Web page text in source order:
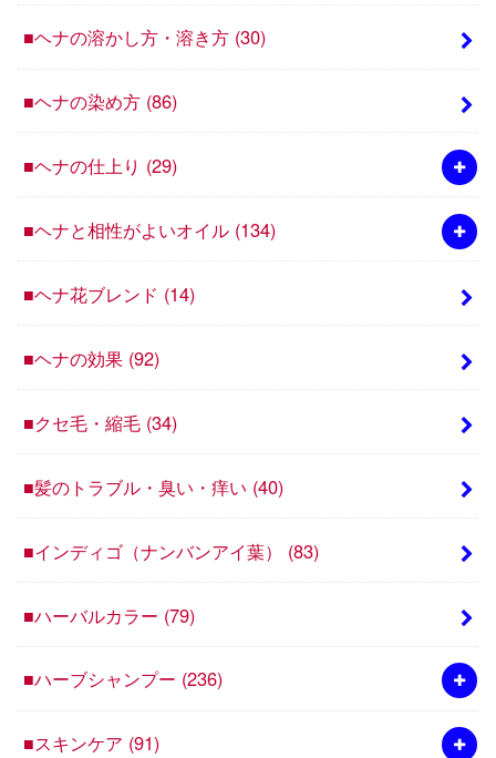
■ヘナの溶かし方・溶き方 (30)
■ヘナの染め方 (86)
■ヘナの仕上り (29)
■ヘナと相性がよいオイル (134)
■ヘナ花ブレンド (14)
■ヘナの効果 (92)
■クセ毛・縮毛 (34)
■髪のトラブル・臭い・痒い (40)
■インディゴ（ナンバンアイ葉） (83)
■ハーバルカラー (79)
■ハーブシャンプー (236)
■スキンケア (91)